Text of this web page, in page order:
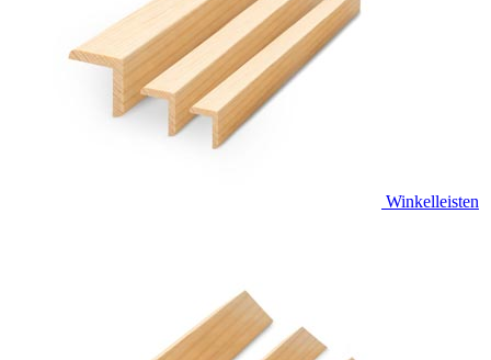
Winkelleisten